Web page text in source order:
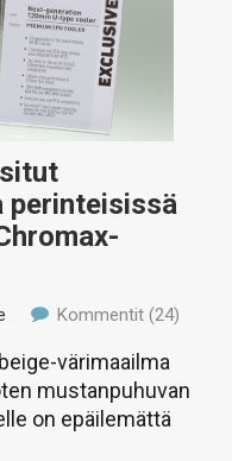
perinteisissä
Kommentit (24)
värimaailma
mustanpuhuvan
on epäilemättä